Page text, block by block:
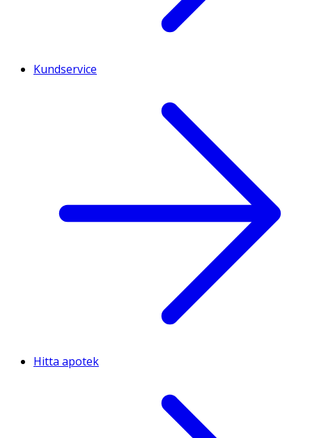
Kundservice
Hitta apotek